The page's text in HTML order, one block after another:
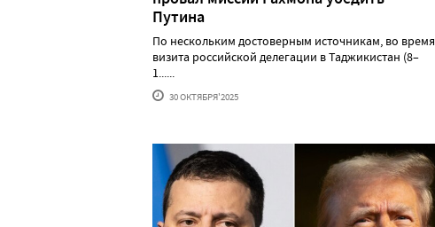
Путина
По нескольким достоверным источникам, во время
визита российской делегации в Таджикистан (8–
1......
30 ОКТЯБРЯ'2025